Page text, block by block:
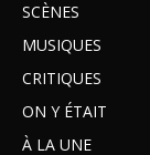
SCÈNES
MUSIQUES
CRITIQUES
ON Y ÉTAIT
À LA UNE